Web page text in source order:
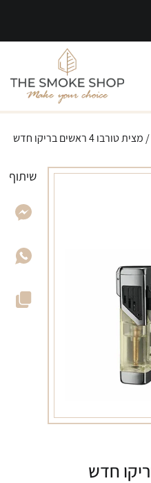
/ מצית טורבו 4 ראשים בריקו חדש
שיתוף